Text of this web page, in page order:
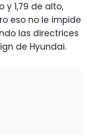
y 1,79 de alto,
eso no le impide
las directrices
de Hyundai.